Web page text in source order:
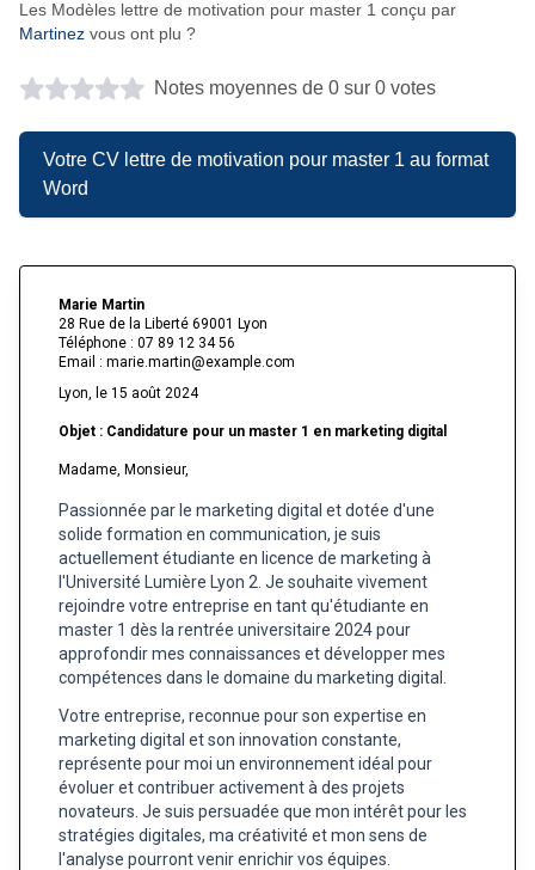
Les Modèles lettre de motivation pour master 1 conçu par
Martinez vous ont plu ?
Notes moyennes de 0 sur 0 votes
Votre CV lettre de motivation pour master 1 au format
Word
Marie Martin
28 Rue de la Liberté 69001 Lyon
Téléphone : 07 89 12 34 56
Email : marie.martin@example.com
Lyon, le 15 août 2024
Objet : Candidature pour un master 1 en marketing digital
Madame, Monsieur,
Passionnée par le marketing digital et dotée d'une
solide formation en communication, je suis
actuellement étudiante en licence de marketing à
l'Université Lumière Lyon 2. Je souhaite vivement
rejoindre votre entreprise en tant qu'étudiante en
master 1 dès la rentrée universitaire 2024 pour
approfondir mes connaissances et développer mes
compétences dans le domaine du marketing digital.
Votre entreprise, reconnue pour son expertise en
marketing digital et son innovation constante,
représente pour moi un environnement idéal pour
évoluer et contribuer activement à des projets
novateurs. Je suis persuadée que mon intérêt pour les
stratégies digitales, ma créativité et mon sens de
l'analyse pourront venir enrichir vos équipes.